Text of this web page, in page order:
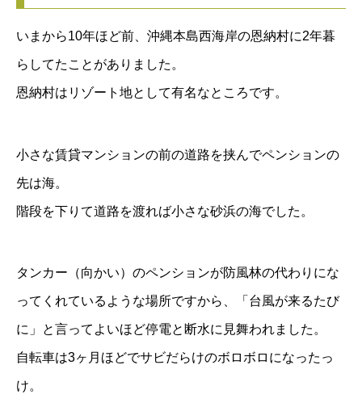
いまから10年ほど前、沖縄本島西海岸の恩納村に2年暮
らしてたことがありました。
恩納村はリゾート地として有名なところです。
小さな賃貸マンションの前の道路を挟んでペンションの
先は海。
階段を下りて道路を渡れば小さな砂浜の海でした。
タンカー（向かい）のペンションが防風林の代わりにな
ってくれているような場所ですから、「台風が来るたび
に」と言ってよいほど停電と断水に見舞われました。
自転車は3ヶ月ほどでサビだらけのボロボロになったっ
け。